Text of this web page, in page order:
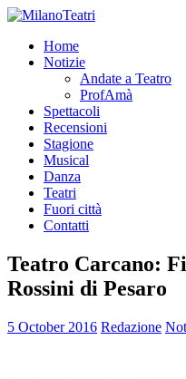
Home
Notizie
Andate a Teatro
ProfAmà
Spettacoli
Recensioni
Stagione
Musical
Danza
Teatri
Fuori città
Contatti
Teatro Carcano:
Rossini di Pesaro
5 October 2016 Redazione